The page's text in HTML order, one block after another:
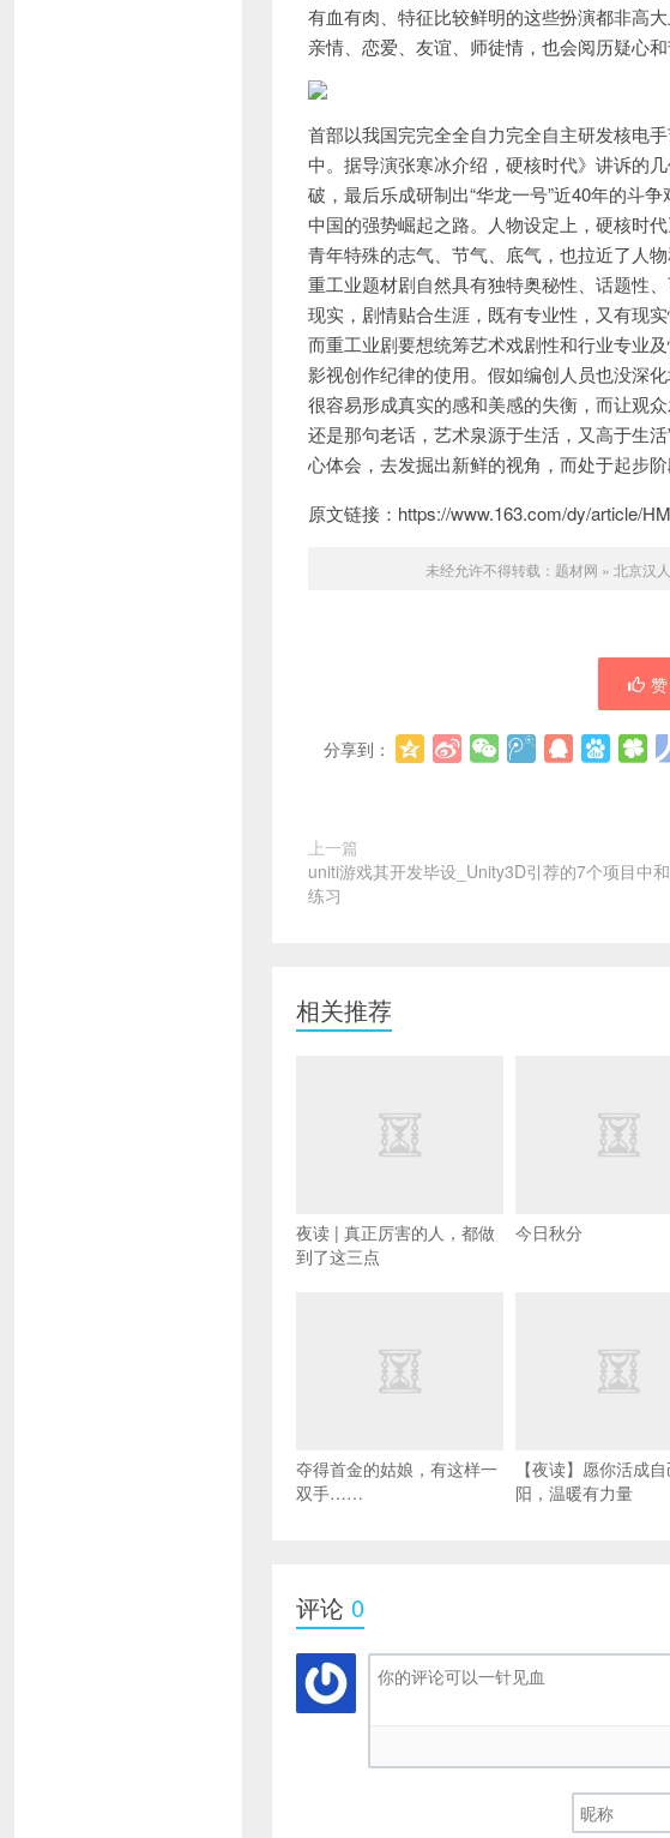
有血有肉、特征比较鲜明的这些扮演都非高
亲情、恋爱、友谊、师徒情，也会阅历疑心和
首部以我国完完全全自力完全自主研发核电
中。据导演张寒冰介绍，硬核时代》讲诉的
破，最后乐成研制出“华龙一号”近40年的斗
中国的强势崛起之路。人物设定上，硬核时
青年特殊的志气、节气、底气，也拉近了人物
重工业题材剧自然具有独特奥秘性、话题性
现实，剧情贴合生涯，既有专业性，又有现实
而重工业剧要想统筹艺术戏剧性和行业专业
影视创作纪律的使用。假如编创人员也没深
很容易形成真实的感和美感的失衡，而让观众
还是那句老话，艺术泉源于生活，又高于生
心体会，去发掘出新鲜的视角，而处于起步
原文链接：https://www.163.com/dy/article/
未经允许不得转载： 题材网 » 北京汉
分享到：
上一篇
uniti游戏其开发毕设_Unity3D引荐的7个项目中
练习
相关推荐
夜读 | 真正厉害的人，都做
到了这三点
今日秋分
夺得首金的姑娘，有这样一
双手……
【夜读】愿你活成
阳，温暖有力量
评论 0